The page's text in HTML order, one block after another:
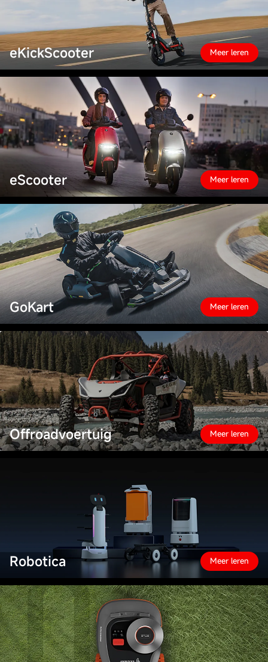
eKickScooter Meer leren
eScooter Meer leren
GoKart Meer leren
Offroadvoertuig Meer leren
Robotica Meer leren